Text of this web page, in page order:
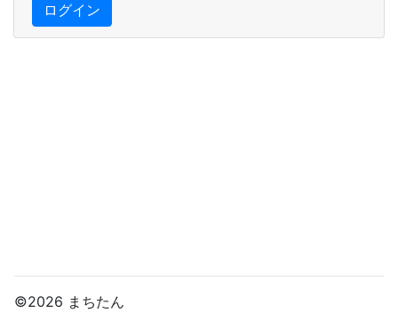
ログイン
©2026 まちたん